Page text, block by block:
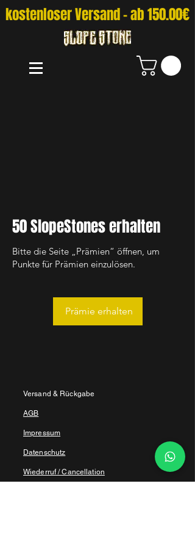
kostenloser Versand - ab 150.00€
50 SlopeStones erhalten
Bitte die Seite „Prämien“ öffnen, um
Punkte für Prämien einzulösen.
Prämie erhalten
Versand & Rückgabe
AGB
Impressum
Datenschutz
Wiederruf / Cancellation